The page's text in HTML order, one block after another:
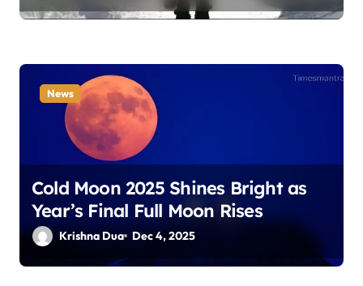
News
Cold Moon 2025 Shines Bright as
Year’s Final Full Moon Rises
Krishna Dua Dec 4, 2025